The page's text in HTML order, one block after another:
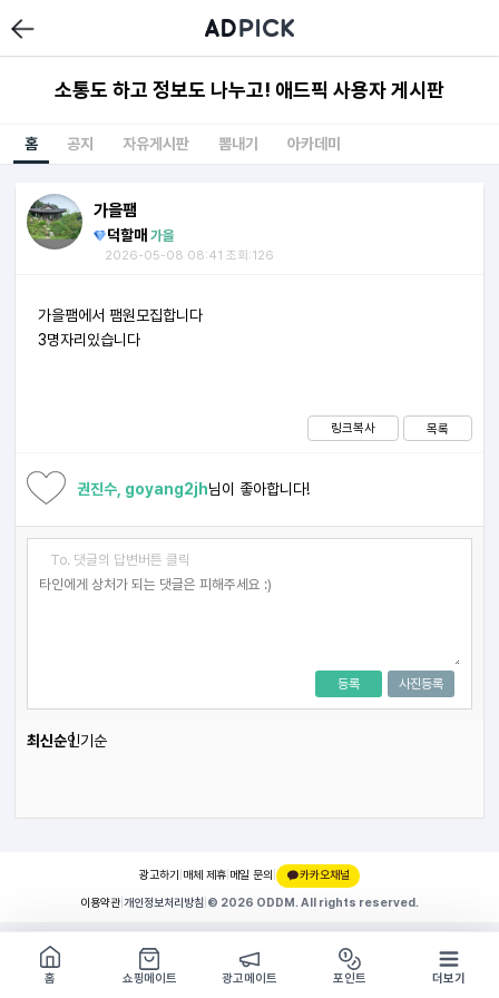
소통도 하고 정보도 나누고! 애드픽 사용자 게시판
홈 공지 자유게시판 뽐내기 아카데미
가을팸
덕할매 가을
2026-05-08 08:41 조회:126
가을팸에서 팸원모집합니다
3명자리있습니다
링크복사 목록
권진수, goyang2jh님이 좋아합니다!
To. 댓글의 답변버튼 클릭
사진등록
등록
최신순인기순
광고하기 매체 제휴 메일 문의 |
카카오채널
이용약관 개인정보처리방침 © 2026 ODDM. All rights reserved.
쇼핑몰 구경하기
방문시 1G
홈
쇼핑메이트 광고메이트 포인트 더보기